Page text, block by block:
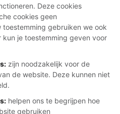
Deze cookies
cookies geen
gebruiken we ook
je toestemming geven voor
zijn noodzakelijk voor de
de website. Deze kunnen niet
: helpen ons te begrijpen hoe
gebruiken